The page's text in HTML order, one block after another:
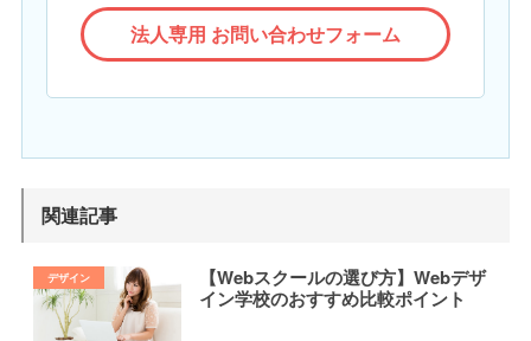
法人専用 お問い合わせフォーム
関連記事
【Webスクールの選び方】Webデザ
イン学校のおすすめ比較ポイント